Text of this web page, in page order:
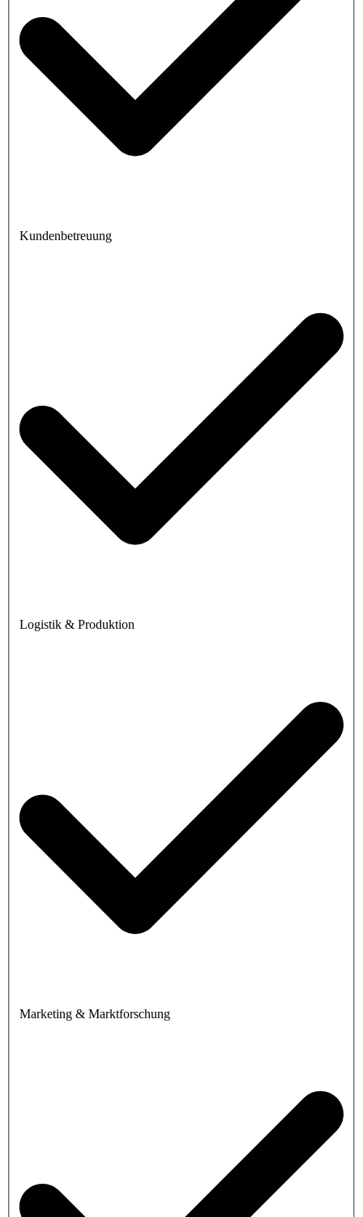
Kundenbetreuung
Logistik & Produktion
Marketing & Marktforschung